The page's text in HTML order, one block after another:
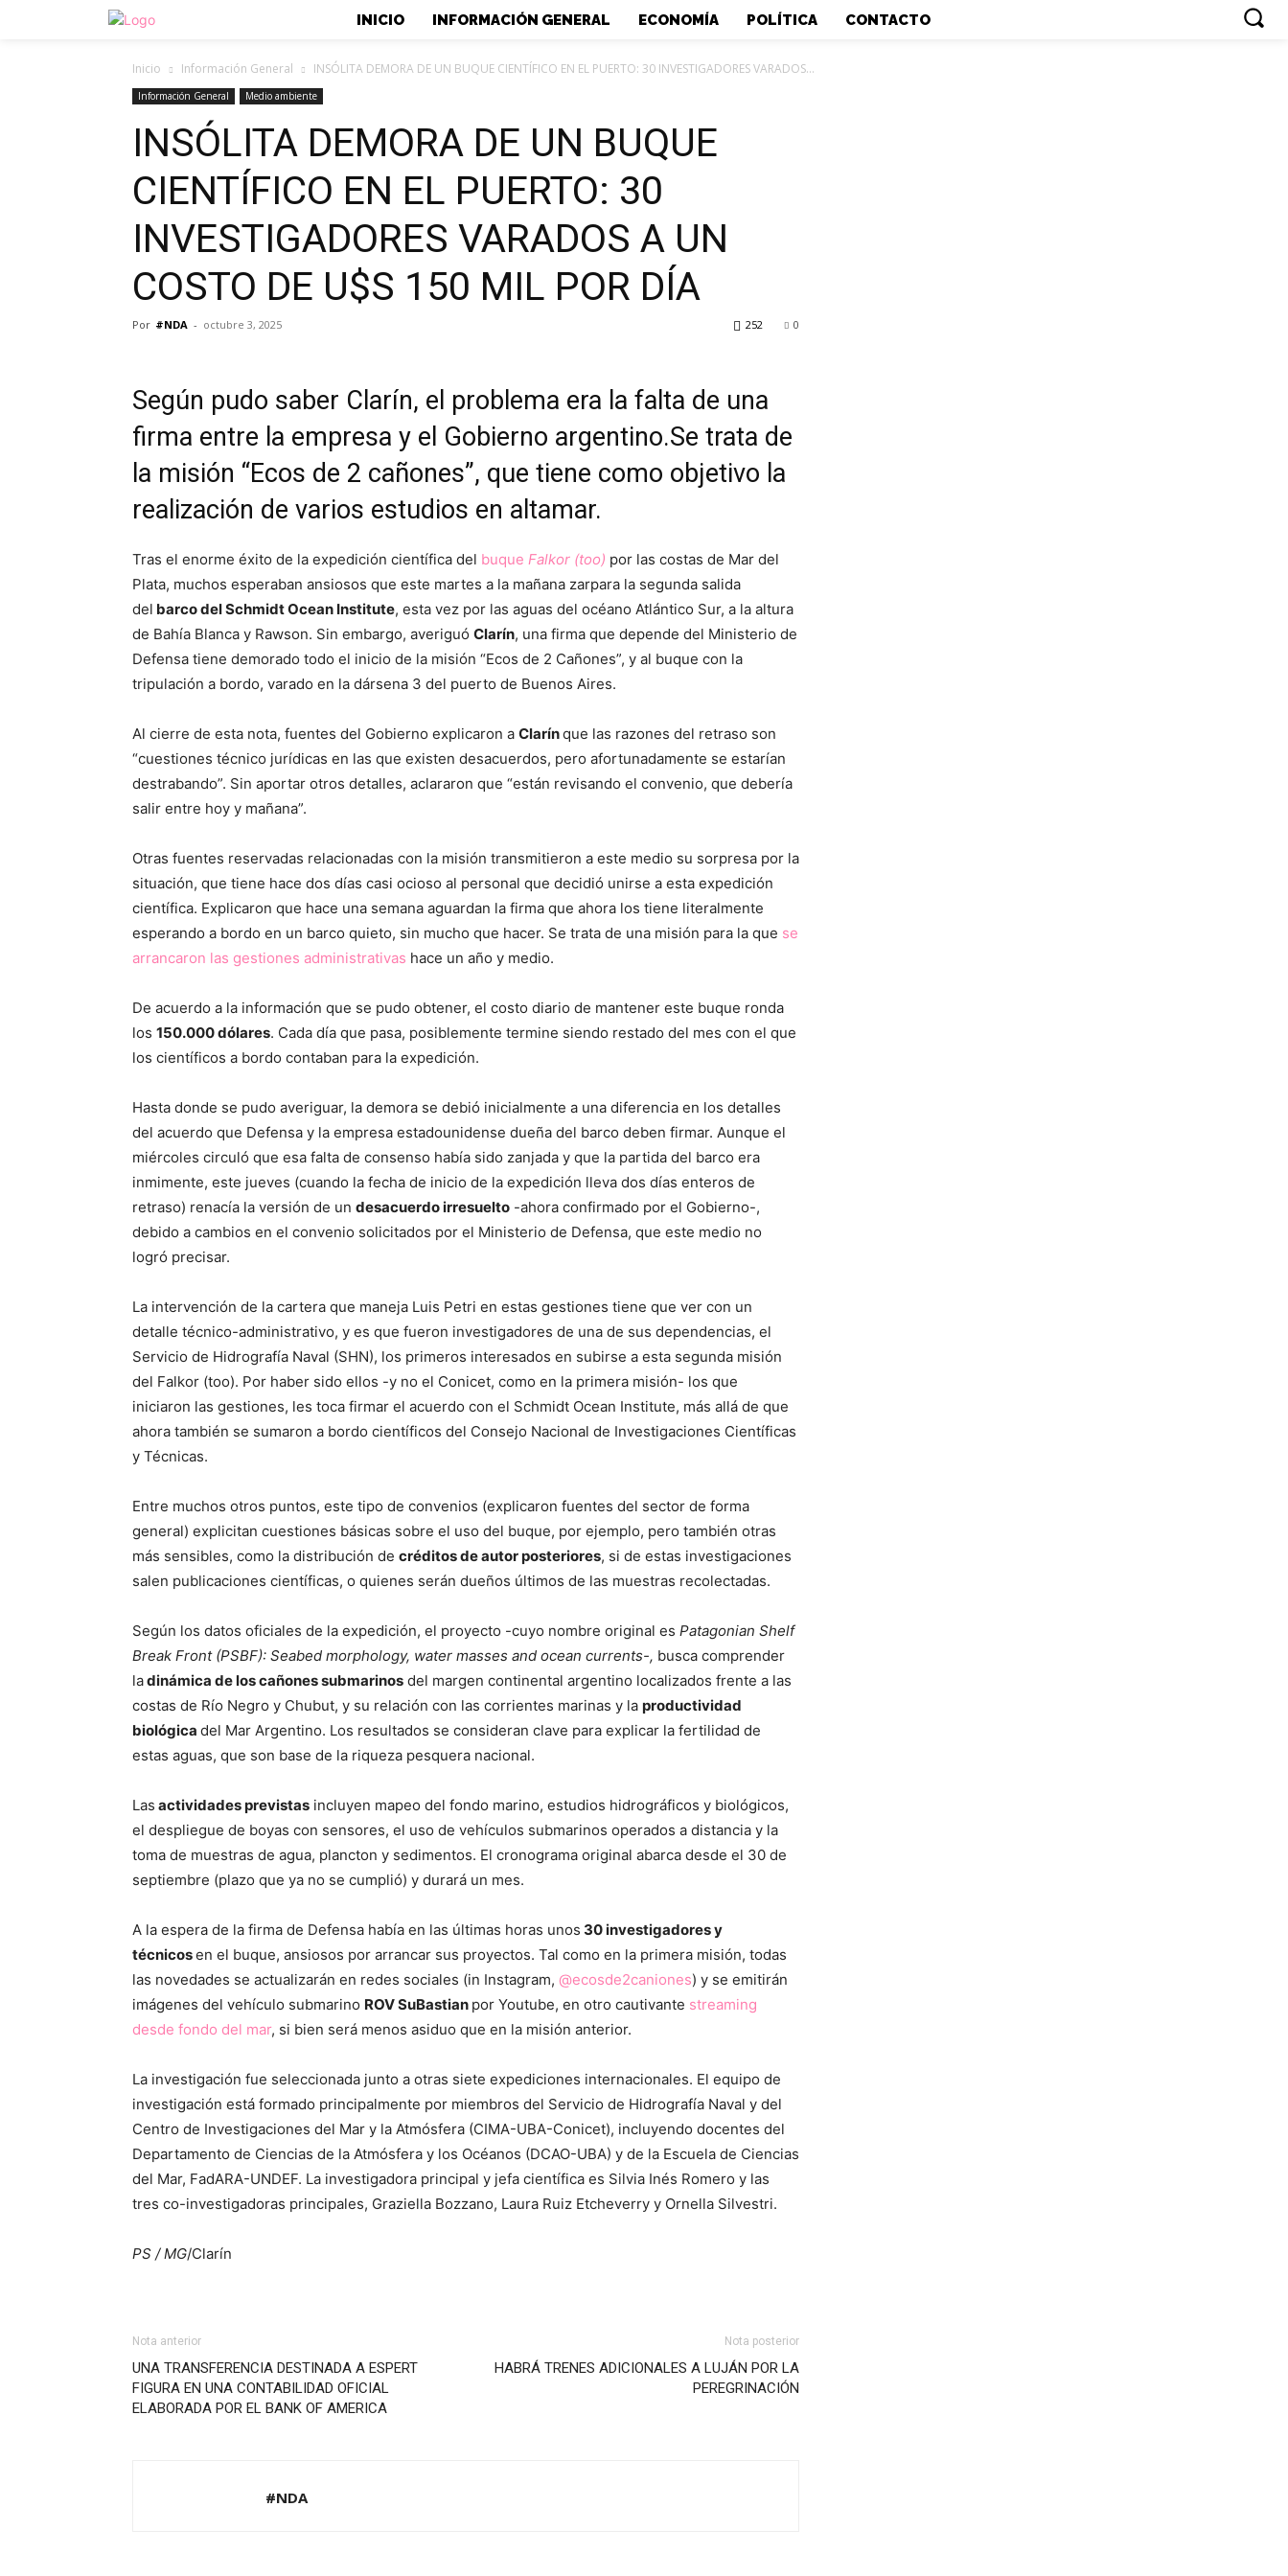
INICIO INFORMACIÓN GENERAL ECONOMÍA POLÍTICA CONTACTO
Inicio Información General INSÓLITA DEMORA DE UN BUQUE CIENTÍFICO EN EL PUERTO: 30 INVESTIGADORES VARADOS...
Información General Medio ambiente
INSÓLITA DEMORA DE UN BUQUE
CIENTÍFICO EN EL PUERTO: 30
INVESTIGADORES VARADOS A UN
COSTO DE U$S 150 MIL POR DÍA
Por #NDA - octubre 3, 2025 0
252
Según pudo saber Clarín, el problema era la falta de una
firma entre la empresa y el Gobierno argentino.Se trata de
la misión “Ecos de 2 cañones”, que tiene como objetivo la
realización de varios estudios en altamar.
Tras el enorme éxito de la expedición científica del buque Falkor (too) por las costas de Mar del
Plata, muchos esperaban ansiosos que este martes a la mañana zarpara la segunda salida
del barco del Schmidt Ocean Institute, esta vez por las aguas del océano Atlántico Sur, a la altura
de Bahía Blanca y Rawson. Sin embargo, averiguó Clarín, una firma que depende del Ministerio de
Defensa tiene demorado todo el inicio de la misión “Ecos de 2 Cañones”, y al buque con la
tripulación a bordo, varado en la dársena 3 del puerto de Buenos Aires.
Al cierre de esta nota, fuentes del Gobierno explicaron a Clarínque las razones del retraso son
“cuestiones técnico jurídicas en las que existen desacuerdos, pero afortunadamente se estarían
destrabando”. Sin aportar otros detalles, aclararon que “están revisando el convenio, que debería
salir entre hoy y mañana”.
Otras fuentes reservadas relacionadas con la misión transmitieron a este medio su sorpresa por la
situación, que tiene hace dos días casi ocioso al personal que decidió unirse a esta expedición
científica. Explicaron que hace una semana aguardan la firma que ahora los tiene literalmente
esperando a bordo en un barco quieto, sin mucho que hacer. Se trata de una misión para la que se
arrancaron las gestiones administrativas hace un año y medio.
De acuerdo a la información que se pudo obtener, el costo diario de mantener este buque ronda
los 150.000 dólares. Cada día que pasa, posiblemente termine siendo restado del mes con el que
los científicos a bordo contaban para la expedición.
Hasta donde se pudo averiguar, la demora se debió inicialmente a una diferencia en los detalles
del acuerdo que Defensa y la empresa estadounidense dueña del barco deben firmar. Aunque el
miércoles circuló que esa falta de consenso había sido zanjada y que la partida del barco era
inmimente, este jueves (cuando la fecha de inicio de la expedición lleva dos días enteros de
retraso) renacía la versión de un desacuerdo irresuelto -ahora confirmado por el Gobierno-,
debido a cambios en el convenio solicitados por el Ministerio de Defensa, que este medio no
logró precisar.
La intervención de la cartera que maneja Luis Petri en estas gestiones tiene que ver con un
detalle técnico-administrativo, y es que fueron investigadores de una de sus dependencias, el
Servicio de Hidrografía Naval (SHN), los primeros interesados en subirse a esta segunda misión
del Falkor (too). Por haber sido ellos -y no el Conicet, como en la primera misión- los que
iniciaron las gestiones, les toca firmar el acuerdo con el Schmidt Ocean Institute, más allá de que
ahora también se sumaron a bordo científicos del Consejo Nacional de Investigaciones Científicas
y Técnicas.
Entre muchos otros puntos, este tipo de convenios (explicaron fuentes del sector de forma
general) explicitan cuestiones básicas sobre el uso del buque, por ejemplo, pero también otras
más sensibles, como la distribución de créditos de autor posteriores, si de estas investigaciones
salen publicaciones científicas, o quienes serán dueños últimos de las muestras recolectadas.
Según los datos oficiales de la expedición, el proyecto -cuyo nombre original es Patagonian Shelf
Break Front (PSBF): Seabed morphology, water masses and ocean currents-, busca comprender
ladinámica de los cañones submarinos del margen continental argentino localizados frente a las
costas de Río Negro y Chubut, y su relación con las corrientes marinas y la productividad
biológica del Mar Argentino. Los resultados se consideran clave para explicar la fertilidad de
estas aguas, que son base de la riqueza pesquera nacional.
Las actividades previstas incluyen mapeo del fondo marino, estudios hidrográficos y biológicos,
el despliegue de boyas con sensores, el uso de vehículos submarinos operados a distancia y la
toma de muestras de agua, plancton y sedimentos. El cronograma original abarca desde el 30 de
septiembre (plazo que ya no se cumplió) y durará un mes.
A la espera de la firma de Defensa había en las últimas horas unos 30 investigadores y
técnicosen el buque, ansiosos por arrancar sus proyectos. Tal como en la primera misión, todas
las novedades se actualizarán en redes sociales (in Instagram, @ecosde2caniones) y se emitirán
imágenes del vehículo submarino ROV SuBastian por Youtube, en otro cautivante streaming
desde fondo del mar, si bien será menos asiduo que en la misión anterior.
La investigación fue seleccionada junto a otras siete expediciones internacionales. El equipo de
investigación está formado principalmente por miembros del Servicio de Hidrografía Naval y del
Centro de Investigaciones del Mar y la Atmósfera (CIMA-UBA-Conicet), incluyendo docentes del
Departamento de Ciencias de la Atmósfera y los Océanos (DCAO-UBA) y de la Escuela de Ciencias
del Mar, FadARA-UNDEF. La investigadora principal y jefa científica es Silvia Inés Romero y las
tres co-investigadoras principales, Graziella Bozzano, Laura Ruiz Etcheverry y Ornella Silvestri.
PS / MG/Clarín
Nota anterior
UNA TRANSFERENCIA DESTINADA A ESPERT
FIGURA EN UNA CONTABILIDAD OFICIAL
ELABORADA POR EL BANK OF AMERICA
Nota posterior
HABRÁ TRENES ADICIONALES A LUJÁN POR LA
PEREGRINACIÓN
#NDA